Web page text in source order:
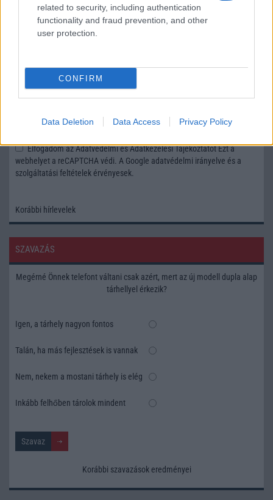
related to security, including authentication
functionality and fraud prevention, and other
user protection.
CONFIRM
Data Deletion Data Access Privacy Policy
Elfogadom azAdatvédelmi és Adatkezelési TájékoztatótEzt a
webhelyet a reCAPTCHA védi. A Google adatvédelmi irányelve és a
szolgáltatási feltételek érvényesek.
Korábbi hírlevelek
SZAVAZÁS
Megérné Önnek telefont váltani csak azért, mert az új modell dupla alap
tárhellyel érkezik?
Igen, a tárhely nagyon fontos
Talán, ha más fejlesztések is vannak
Nem, nekem a mostani tárhely is elég
Inkább felhőben tárolok mindent
Korábbi szavazások eredményei